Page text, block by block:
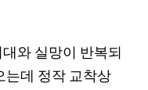
와 실망이 반복되
는데 정작 교착상